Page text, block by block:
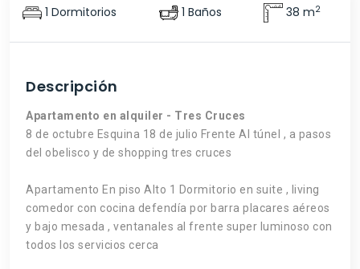
1 Dormitorios 1 Baños 38 m2
Descripción
Apartamento en alquiler - Tres Cruces
8 de octubre Esquina 18 de julio Frente Al túnel , a pasos
del obelisco y de shopping tres cruces
Apartamento En piso Alto 1 Dormitorio en suite , living
comedor con cocina defendía por barra placares aéreos
y bajo mesada , ventanales al frente super luminoso con
todos los servicios cerca